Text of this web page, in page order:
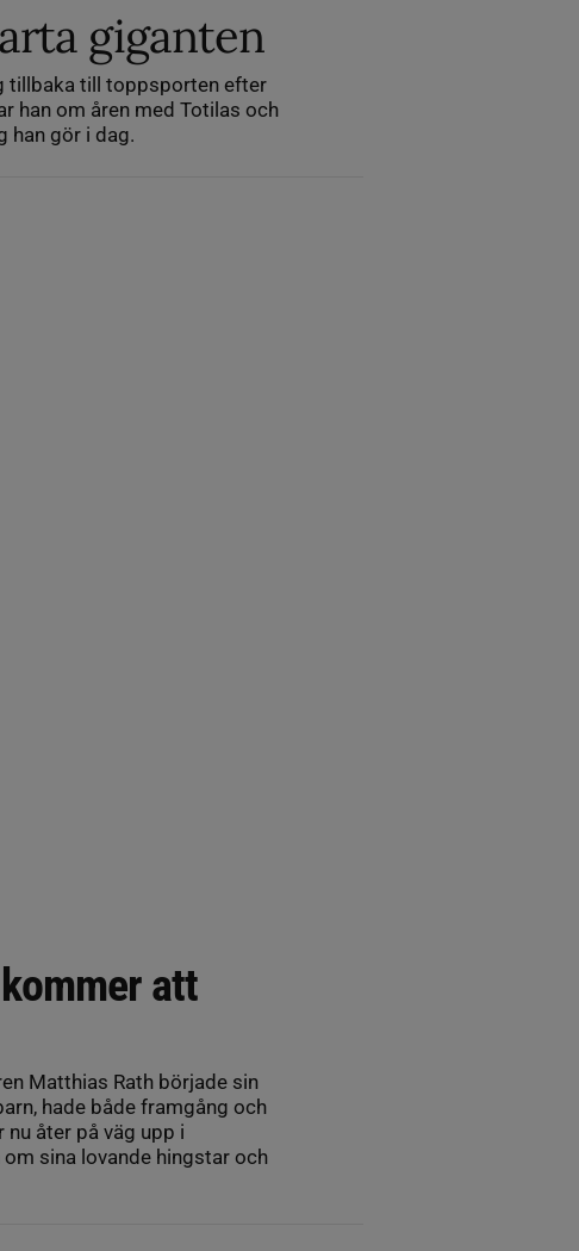
giganten
tillbaka till toppsporten efter
han om åren med Totilas och
han gör i dag.
att
Matthias Rath började sin
hade både framgång och
åter på väg upp i
sina lovande hingstar och